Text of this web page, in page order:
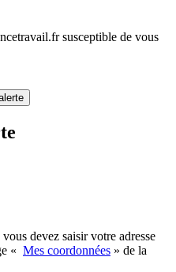
susceptible de vous
devez saisir votre adresse
« Mes coordonnées » de la